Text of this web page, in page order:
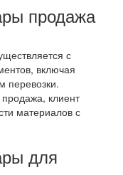
продажа
с
включая
перевозки.
клиент
материалов с
для